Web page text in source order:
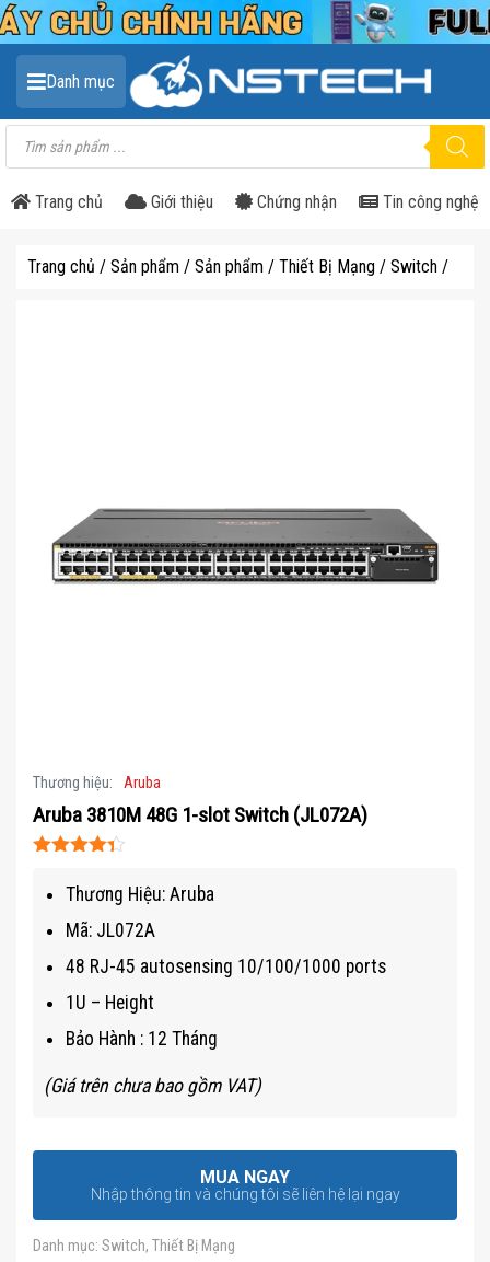
Danh mục
Tìm
kiếm
sản
Trang chủ
Giới thiệu Chứng nhận Tin công nghệ
Trang chủ / Sản phẩm / Sản phẩm / Thiết Bị Mạng / Switch /
Thương hiệu: Aruba
Aruba 3810M 48G 1-slot Switch (JL072A)
hạng4.3
5 saoThương Hiệu: Aruba
Mã: JL072A
48 RJ-45 autosensing 10/100/1000 ports
1U – Height
Bảo Hành : 12 Tháng
(Giá trên chưa bao gồm VAT)
MUA NGAY
Nhập thông tin và chúng tôi sẽ liên hệ lại ngay
Danh mục: Switch, Thiết Bị Mạng